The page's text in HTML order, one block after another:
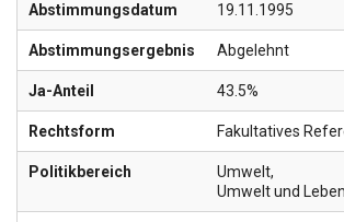
Abstimmungsdatum 19.11.1995
Abstimmungsergebnis Abgelehnt
Ja-Anteil 43.5%
Rechtsform Fakultatives
Politikbereich Umwelt,
Umwelt und